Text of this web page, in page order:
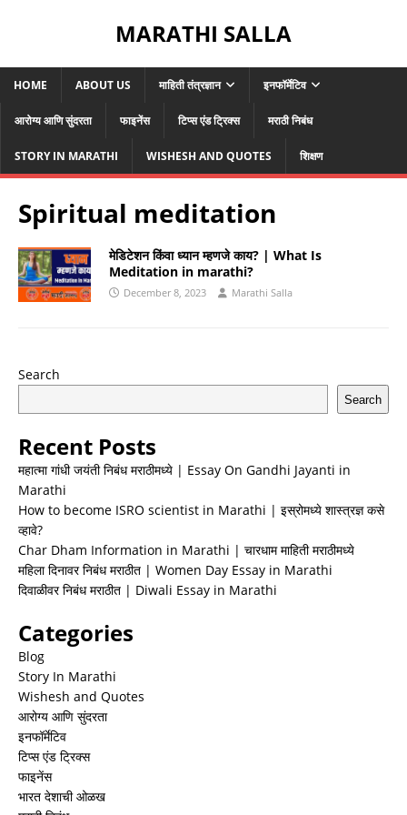
MARATHI SALLA
HOME ABOUT US माहिती तंत्रज्ञान इनफॉर्मेटिव
आरोग्य आणि सुंदरता फाइनेंस टिप्स एंड ट्रिक्स मराठी निबंध
STORY IN MARATHI WISHESH AND QUOTES शिक्षण
Spiritual meditation
मेडिटेशन किंवा ध्यान म्हणजे काय? | What Is
Meditation in marathi?
December 8, 2023 Marathi Salla
Search
Search
Recent Posts
महात्मा गांधी जयंती निबंध मराठीमध्ये | Essay On Gandhi Jayanti in
Marathi
How to become ISRO scientist in Marathi | इस्रोमध्ये शास्त्रज्ञ कसे
व्हावे?
Char Dham Information in Marathi | चारधाम माहिती मराठीमध्ये
महिला दिनावर निबंध मराठीत | Women Day Essay in Marathi
दिवाळीवर निबंध मराठीत | Diwali Essay in Marathi
Categories
Blog
Story In Marathi
Wishesh and Quotes
आरोग्य आणि सुंदरता
इनफॉर्मेटिव
टिप्स एंड ट्रिक्स
फाइनेंस
भारत देशाची ओळख